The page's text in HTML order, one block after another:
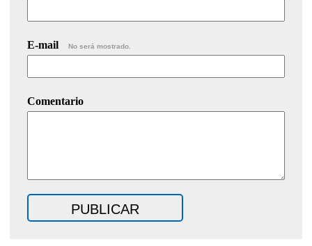
E-mail No será mostrado.
Comentario